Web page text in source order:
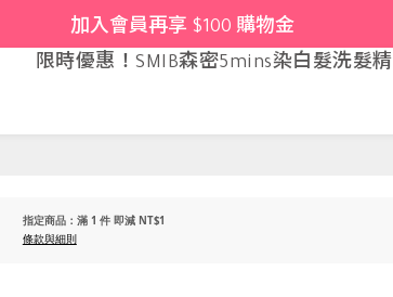
加入會員再享 $100 購物金
限時優惠！SMIB森密5mins染白髮洗髮精
指定商品：滿 1 件 即減 NT$1
條款與細則